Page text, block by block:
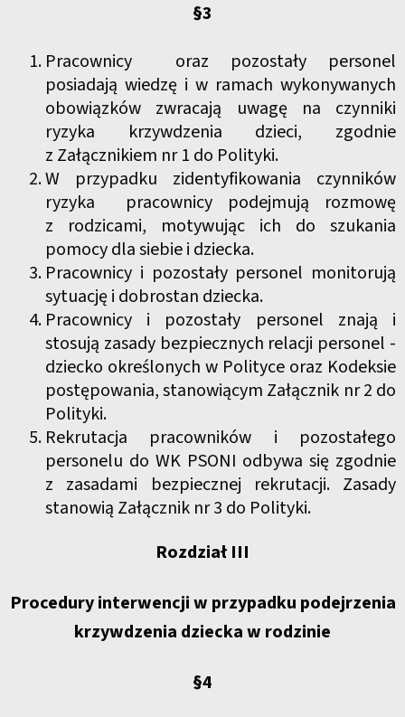
§3
Pracownicy oraz pozostały personel
posiadają wiedzę i w ramach wykonywanych
obowiązków zwracają uwagę na czynniki
ryzyka krzywdzenia dzieci, zgodnie
z Załącznikiem nr 1 do Polityki.
W przypadku zidentyfikowania czynników
ryzyka pracownicy podejmują rozmowę
z rodzicami, motywując ich do szukania
pomocy dla siebie i dziecka.
Pracownicy i pozostały personel monitorują
sytuację i dobrostan dziecka.
Pracownicy i pozostały personel znają i
stosują zasady bezpiecznych relacji personel -
dziecko określonych w Polityce oraz Kodeksie
postępowania, stanowiącym Załącznik nr 2 do
Polityki.
Rekrutacja pracowników i pozostałego
personelu do WK PSONI odbywa się zgodnie
z zasadami bezpiecznej rekrutacji. Zasady
stanowią Załącznik nr 3 do Polityki.
Rozdział III
Procedury interwencji w przypadku podejrzenia
krzywdzenia dziecka w rodzinie
§4